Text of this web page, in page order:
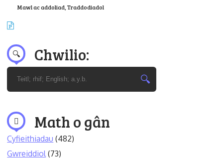
Mawl ac addoliad Traddodiadol
Chwilio:
Math o gân
Cyfieithiadau (482)
Gwreiddiol (73)